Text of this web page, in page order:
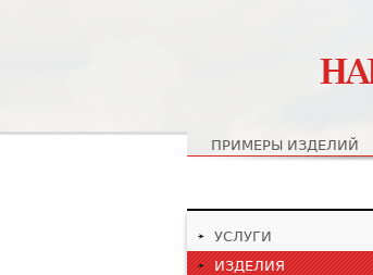
Главное
ПРИМЕРЫ ИЗДЕЛИЙ
УСЛУГИ
ИЗДЕЛИЯ